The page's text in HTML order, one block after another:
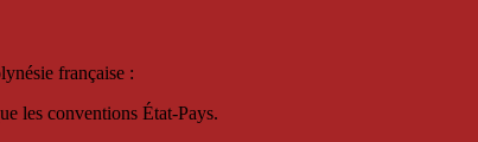
française :
les conventions État-Pays.